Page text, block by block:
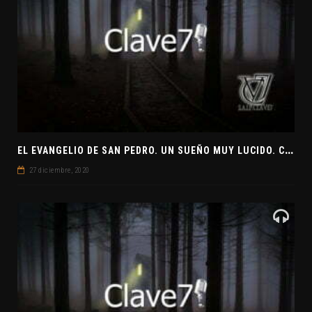
E
L EVANGELIO DE SAN PEDRO. UN SUEÑO MUY LUCIDO. CLAVE7 NEWS ¿PREPARADOS PARA UNA VISITA EXTRATERRESTRE?
27 diciembre, 2020